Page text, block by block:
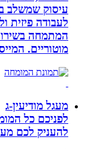
עיסוק שמשלב
לעבודה פיזית
המתמחה בשירות,
מוטוריים. המייסדים 42, כפר דניאל
מעגל מודיעין-ג
לפניכם כל
להעניק לכם מענה